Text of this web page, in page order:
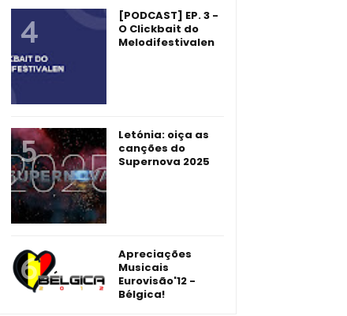
[PODCAST] EP. 3 -
O Clickbait do
Melodifestivalen
Letónia: oiça as
canções do
Supernova 2025
Apreciações
Musicais
Eurovisão'12 -
Bélgica!